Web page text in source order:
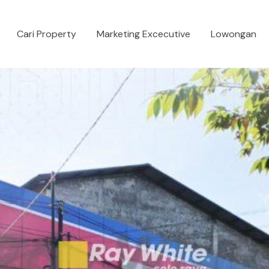
Cari Property Marketing Excecutive Lowongan